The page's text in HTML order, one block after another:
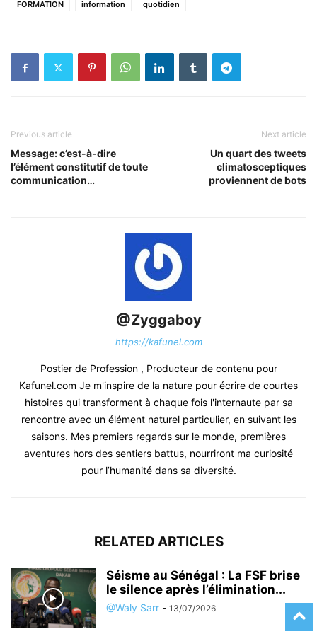
FORMATION
information quotidien
Previous article
Message: c’est-à-dire
l’élément constitutif de toute
communication…
Next article
Un quart des tweets
climatosceptiques
proviennent de bots
@Zyggaboy
https://kafunel.com
Postier de Profession , Producteur de contenu pour
Kafunel.com Je m'inspire de la nature pour écrire de courtes
histoires qui transforment à chaque fois l'internaute par sa
rencontre avec un élément naturel particulier, en suivant les
saisons. Mes premiers regards sur le monde, premières
aventures hors des sentiers battus, nourriront ma curiosité
pour l’humanité dans sa diversité.
RELATED ARTICLES
Séisme au Sénégal : La FSF brise
le silence après l’élimination...
@Waly Sarr - 13/07/2026